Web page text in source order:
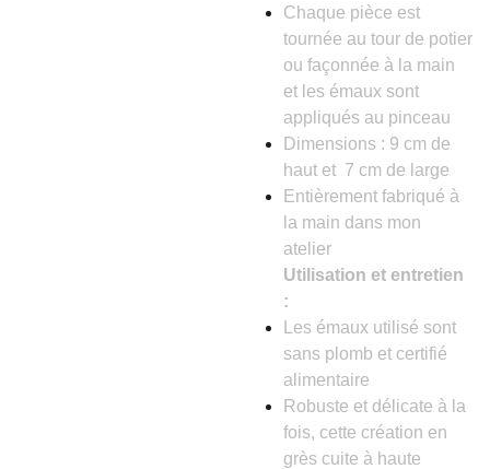
Chaque pièce est
tournée au tour de potier
ou façonnée à la main
et les émaux sont
appliqués au pinceau
Dimensions : 9 cm de
haut et 7 cm de large
Entièrement fabriqué à
la main dans mon
atelier
Utilisation et entretien
:
Les émaux utilisé sont
sans plomb et certifié
alimentaire
Robuste et délicate à la
fois, cette création en
grès cuite à haute